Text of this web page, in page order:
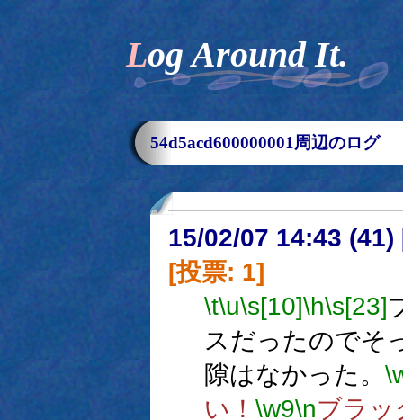
Log Around It.
54d5acd600000001周辺のログ
15/02/07 14:43 (41)
[投票: 1]
\t\u\s[10]\h\s[23]
スだったのでそ
隙はなかった。
い！ \w9\nブラッ